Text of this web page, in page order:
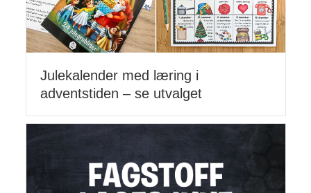
Julekalender med læring i
adventstiden – se utvalget